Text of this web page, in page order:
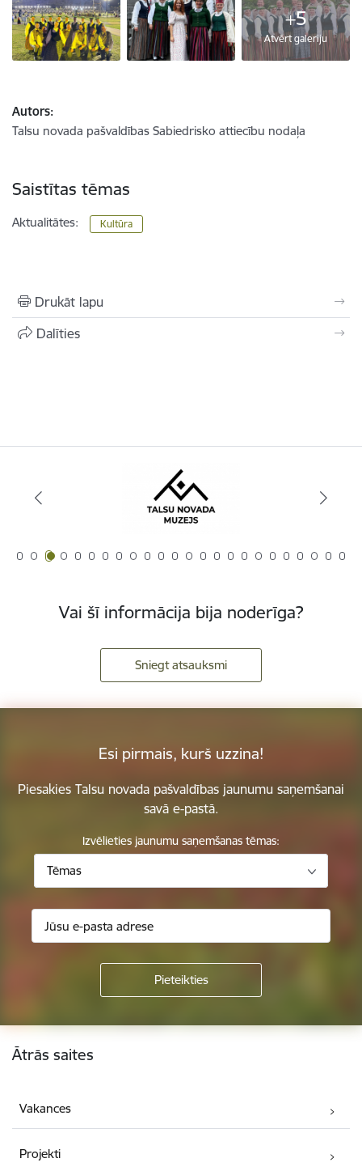
+5
Atvērt galeriju
Autors:
Talsu novada pašvaldības Sabiedrisko attiecību nodaļa
Saistītas tēmas
Aktualitātes: Kultūra
Drukāt lapu
Dalīties
Vai šī informācija bija noderīga?
Sniegt atsauksmi
Esi pirmais, kurš uzzina!
Piesakies Talsu novada pašvaldības jaunumu saņemšanai
savā e-pastā.
Izvēlieties jaunumu saņemšanas tēmas:
Tēmas
Kājene
Ātrās saites
Vakances
Projekti